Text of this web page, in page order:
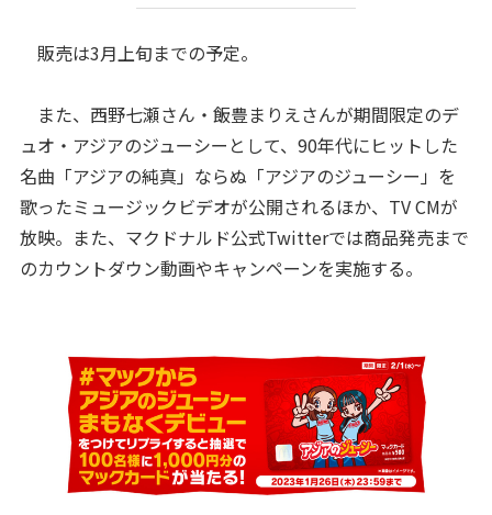
販売は3月上旬までの予定。
また、西野七瀬さん・飯豊まりえさんが期間限定のデ
ュオ・アジアのジューシーとして、90年代にヒットした
名曲「アジアの純真」ならぬ「アジアのジューシー」を
歌ったミュージックビデオが公開されるほか、TV CMが
放映。また、マクドナルド公式Twitterでは商品発売まで
のカウントダウン動画やキャンペーンを実施する。